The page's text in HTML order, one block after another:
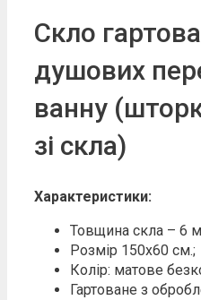
Скло
душових
ванну
зі скла)
Характеристики:
Товщина скла – 6
Розмір 150х60 см.;
Колір: матове
Гартоване з